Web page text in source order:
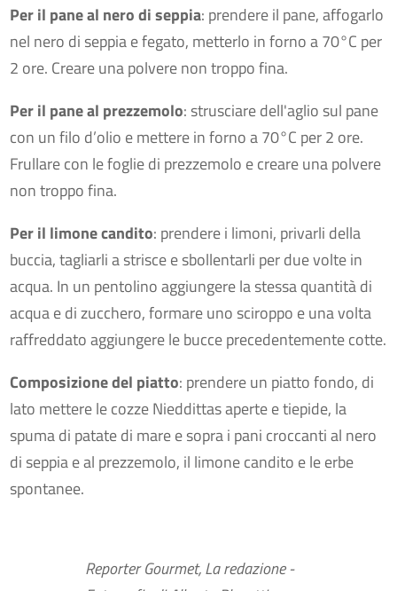
Per il pane al nero di seppia: prendere il pane, affogarlo
nel nero di seppia e fegato, metterlo in forno a 70°C per
2 ore. Creare una polvere non troppo fina.
Per il pane al prezzemolo: strusciare dell'aglio sul pane
con un filo d’olio e mettere in forno a 70°C per 2 ore.
Frullare con le foglie di prezzemolo e creare una polvere
non troppo fina.
Per il limone candito: prendere i limoni, privarli della
buccia, tagliarli a strisce e sbollentarli per due volte in
acqua. In un pentolino aggiungere la stessa quantità di
acqua e di zucchero, formare uno sciroppo e una volta
raffreddato aggiungere le bucce precedentemente cotte.
Composizione del piatto: prendere un piatto fondo, di
lato mettere le cozze Nieddittas aperte e tiepide, la
spuma di patate di mare e sopra i pani croccanti al nero
di seppia e al prezzemolo, il limone candito e le erbe
spontanee.
Reporter Gourmet, La redazione -